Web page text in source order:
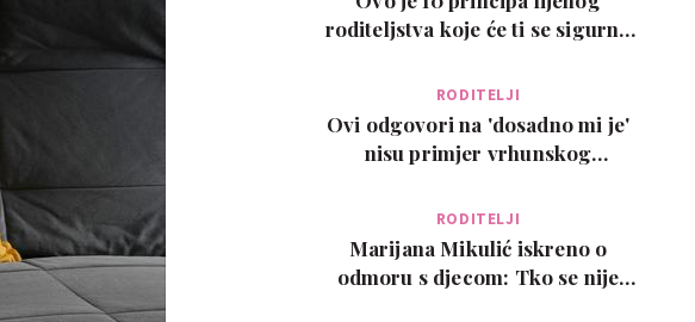
roditeljstva koje će ti se sigurno
RODITELJI
Ovi odgovori na 'dosadno mi je'
nisu primjer vrhunskog
RODITELJI
Marijana Mikulić iskreno o
odmoru s djecom: Tko se nije